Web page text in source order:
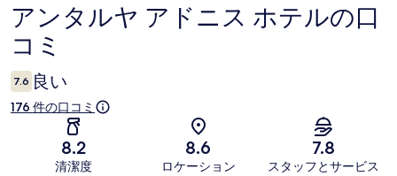
口
コ
ミ
アンタルヤ アドニス ホテルの口
コミ
7.6 良い
176 件の口コミ
8.2
清潔度
8.6
ロケーション
7.8
スタッフとサービス